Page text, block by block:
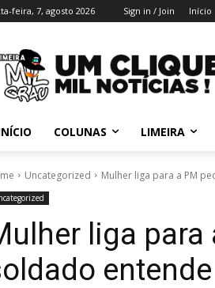
feira, 7, agosto 2026 Sign in / Join Início
COLUNAS LIMEIRA
Uncategorized Mulher liga para a PM
liga para